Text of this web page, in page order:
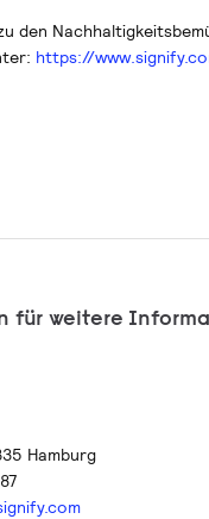
den
https://
für weitere
Hamburg